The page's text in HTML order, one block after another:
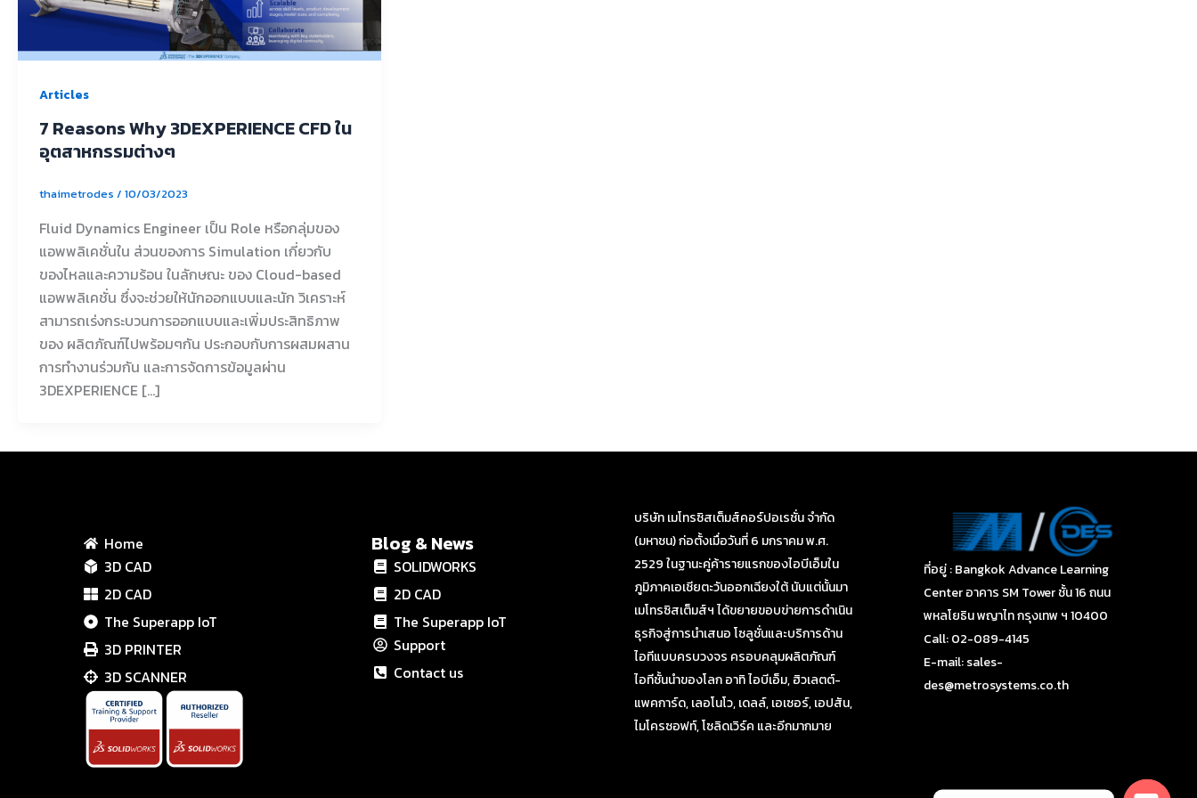
Articles
7 Reasons Why 3DEXPERIENCE CFD ใน
อุตสาหกรรมต่างๆ
thaimetrodes / 10/03/2023
Fluid Dynamics Engineer เป็น Role หรือกลุ่มของ
แอพพลิเคชั่นใน ส่วนของการ Simulation เกี่ยวกับ
ของไหลและความร้อน ในลักษณะ ของ Cloud-based
แอพพลิเคชั่น ซึ่งจะช่วยให้นักออกแบบและนัก วิเคราะห์
สามารถเร่งกระบวนการออกแบบและเพิ่มประสิทธิภาพ
ของ ผลิตภัณฑ์ไปพร้อมๆกัน ประกอบกับการผสมผสาน
การทำงานร่วมกัน และการจัดการข้อมูลผ่าน
3DEXPERIENCE […]
Home
3D CAD
2D CAD
The Superapp IoT
3D PRINTER
3D SCANNER
Blog & News
SOLIDWORKS
2D CAD
The Superapp IoT
Support
Contact us
บริษัท เมโทรซิสเต็มส์คอร์ปอเรชั่น จำกัด
(มหาชน) ก่อตั้งเมื่อวันที่ 6 มกราคม พ.ศ.
2529 ในฐานะคู่ค้ารายแรกของไอบีเอ็มใน
ภูมิภาคเอเชียตะวันออกเฉียงใต้ นับแต่นั้นมา
เมโทรซิสเต็มส์ฯ ได้ขยายขอบข่ายการดำเนิน
ธุรกิจสู่การนำเสนอ โซลูชั่นและบริการด้าน
ไอทีแบบครบวงจร ครอบคลุมผลิตภัณฑ์
ไอทีชั้นนำของโลก อาทิ ไอบีเอ็ม, ฮิวเลตต์-
แพคการ์ด, เลอโนโว, เดลล์, เอเซอร์, เอปสัน,
ไมโครซอฟท์, โซลิดเวิร์ค และอีกมากมาย
ที่อยู่ : Bangkok Advance Learning
Center อาคาร SM Tower ชั้น 16 ถนน
พหลโยธิน พญาไท กรุงเทพ ฯ 10400
Call: 02-089-4145
E-mail: sales-
des@metrosystems.co.th